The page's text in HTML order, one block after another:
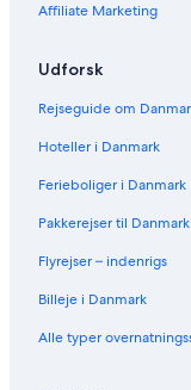
Affiliate Marketing
Udforsk
Rejseguide om
Hoteller i Danmark
Ferieboliger i Danmark
Pakkerejser til Danmark
Flyrejser – indenrigs
Billeje i Danmark
Alle typer